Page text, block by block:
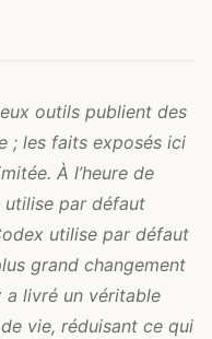
outils publient des
; les faits exposés ici
À l’heure de
par défaut
utilise par défaut
grand changement
a livré un véritable
vie, réduisant ce qui